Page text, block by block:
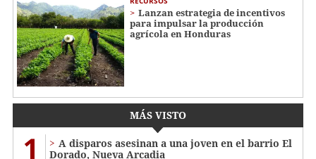
Lanzan estrategia de incentivos
para impulsar la producción
agrícola en Honduras
MÁS VISTO
1
A disparos asesinan a una joven en el barrio El
Dorado, Nueva Arcadia